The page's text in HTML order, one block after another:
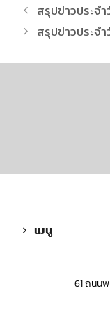
สรุปข่าวประจ
สรุปข่าวประจ
เมนู
61 ถนน